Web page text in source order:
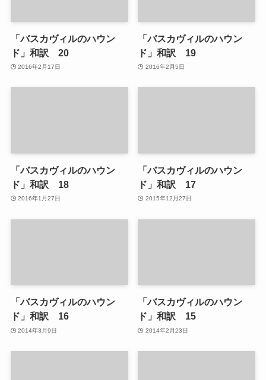
「バスカヴィルのハウン
ド」和訳 20
2016年2月17日
「バスカヴィルのハウン
ド」和訳 19
2016年2月5日
「バスカヴィルのハウン
ド」和訳 18
2016年1月27日
「バスカヴィルのハウン
ド」和訳 17
2015年12月27日
「バスカヴィルのハウン
ド」和訳 16
2014年3月9日
「バスカヴィルのハウン
ド」和訳 15
2014年2月23日